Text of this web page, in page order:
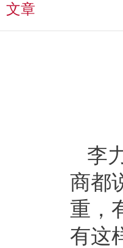
文章
李
商都
重，
有这